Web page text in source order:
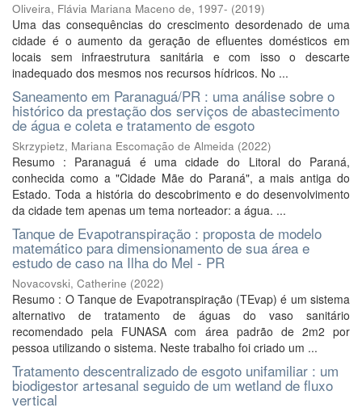
Oliveira, Flávia Mariana Maceno de, 1997- (2019)
Uma das consequências do crescimento desordenado de uma
cidade é o aumento da geração de efluentes domésticos em
locais sem infraestrutura sanitária e com isso o descarte
inadequado dos mesmos nos recursos hídricos. No ...
Saneamento em Paranaguá/PR : uma análise sobre o
histórico da prestação dos serviços de abastecimento
de água e coleta e tratamento de esgoto
Skrzypietz, Mariana Escomação de Almeida (2022)
Resumo : Paranaguá é uma cidade do Litoral do Paraná,
conhecida como a "Cidade Mãe do Paraná", a mais antiga do
Estado. Toda a história do descobrimento e do desenvolvimento
da cidade tem apenas um tema norteador: a água. ...
Tanque de Evapotranspiração : proposta de modelo
matemático para dimensionamento de sua área e
estudo de caso na Ilha do Mel - PR
Novacovski, Catherine (2022)
Resumo : O Tanque de Evapotranspiração (TEvap) é um sistema
alternativo de tratamento de águas do vaso sanitário
recomendado pela FUNASA com área padrão de 2m2 por
pessoa utilizando o sistema. Neste trabalho foi criado um ...
Tratamento descentralizado de esgoto unifamiliar : um
biodigestor artesanal seguido de um wetland de fluxo
vertical